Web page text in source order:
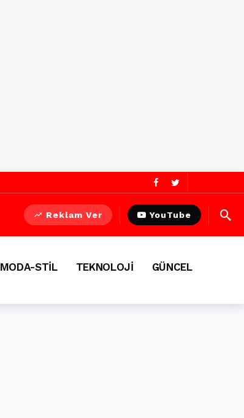
Reklam Ver YouTube
MODA-STİL TEKNOLOJİ
GÜNCEL